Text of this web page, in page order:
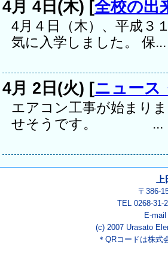
4月 4日(木) [全校の出
4月４日（木）、平成３
気に入学しました。 保...
4月 2日(火) [ニュース
エアコン工事が始まり
せそうです。 ...
〒386-
TEL 0268-
E-mail
(c) 2007 Urasato
＊QRコードは株式